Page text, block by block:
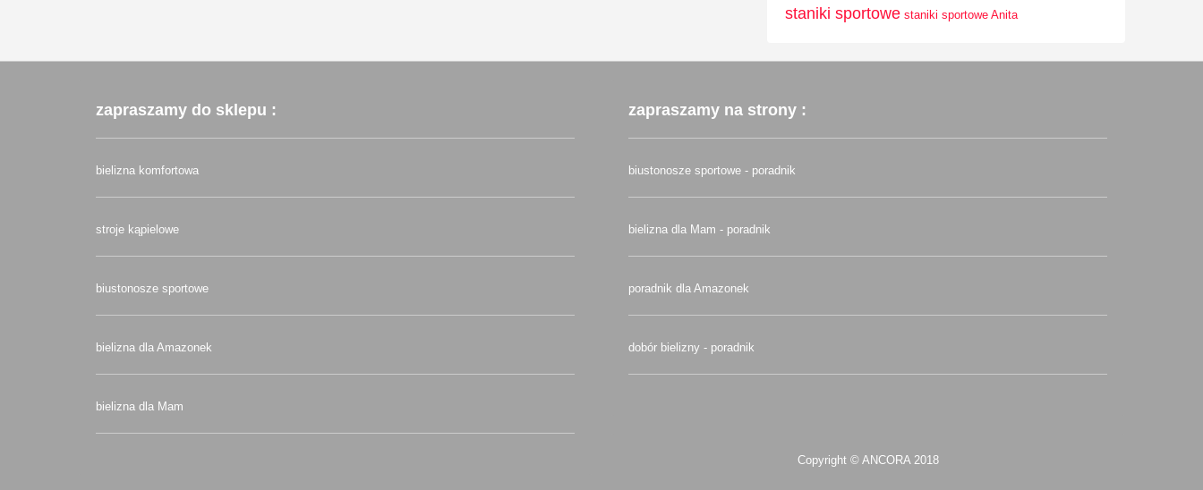
staniki sportowe staniki sportowe Anita
zapraszamy do sklepu :
bielizna komfortowa
stroje kąpielowe
biustonosze sportowe
bielizna dla Amazonek
bielizna dla Mam
zapraszamy na strony :
biustonosze sportowe - poradnik
bielizna dla Mam - poradnik
poradnik dla Amazonek
dobór bielizny - poradnik
Copyright © ANCORA 2018